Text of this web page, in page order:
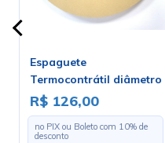
Espaguete
Termocontrátil diâmetro
de 3.2mm - Rolo Com 100
Metros
R$ 126,00
no PIX ou Boleto com 10% de
desconto